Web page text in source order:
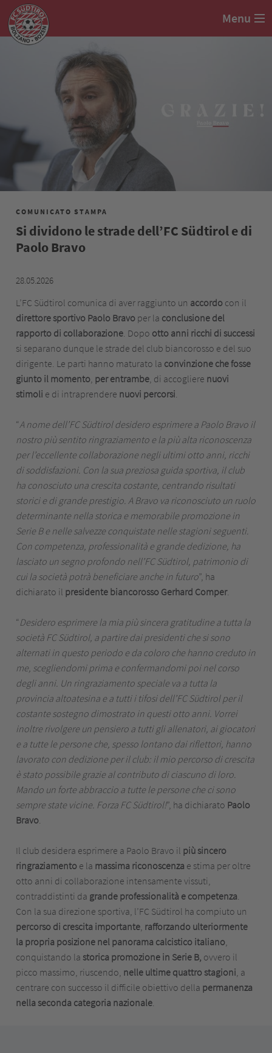
Menu
Si dividono le strade dell’FC Südtirol e di
Paolo Bravo
COMUNICATO STAMPA
28.05.2026
L’FC Südtirol comunica di aver raggiunto un accordo con il
direttore sportivo Paolo Bravo per la conclusione del
rapporto di collaborazione . Dopo otto anni ricchi di successi
si separano dunque le strade del club biancorosso e del suo
dirigente. Le parti hanno maturato la convinzione che fosse
giunto il momento per entrambe , di accogliere nuovi
stimoli e di intraprendere nuovi percorsi
“A nome dell’FC Südtirol desidero esprimere a Paolo Bravo il
nostro più sentito ringraziamento e la più alta riconoscenza
per l’eccellente collaborazione negli ultimi otto anni, ricchi
di soddisfazioni. Con la sua preziosa guida sportiva, il club
ha conosciuto una crescita costante, centrando risultati
storici e di grande prestigio. A Bravo va riconosciuto un ruolo
determinante nella storica e memorabile promozione in
Serie B e nelle salvezze conquistate nelle stagioni seguenti.
Con competenza, professionalità e grande dedizione, ha
lasciato un segno profondo nell’FC Südtirol, patrimonio di
cui la società potrà beneficiare anche in futuro”, ha
dichiarato il presidente biancorosso Gerhard Comper.
“Desidero esprimere la mia più sincera gratitudine a tutta la
società FC Südtirol, a partire dai presidenti che si sono
alternati in questo periodo e da coloro che hanno creduto in
me, scegliendomi prima e confermandomi poi nel corso
degli anni. Un ringraziamento speciale va a tutta la
provincia altoatesina e a tutti i tifosi dell’FC Südtirol per il
costante sostegno dimostrato in questi otto anni. Vorrei
inoltre rivolgere un pensiero a tutti gli allenatori, ai giocatori
e a tutte le persone che, spesso lontano dai riflettori, hanno
lavorato con dedizione per il club: il mio percorso di crescita
è stato possibile grazie al contributo di ciascuno di loro.
Mando un forte abbraccio a tutte le persone che ci sono
sempre state vicine. Forza FC Südtirol!”, ha dichiarato Paolo
Bravo
Il club desidera esprimere a Paolo Bravo il più sincero
ringraziamento e la massima riconoscenza e stima per oltre
otto anni di collaborazione intensamente vissuti,
contraddistinti da grande professionalità e competenza
Con la sua direzione sportiva, l’FC Südtirol ha compiuto un
percorso di crescita importante rafforzando ulteriormente
la propria posizione nel panorama calcistico italiano
conquistando la storica promozione in Serie B, ovvero il
picco massimo, riuscendo, nelle ultime quattro stagioni , a
centrare con successo il difficile obiettivo della permanenza
nella seconda categoria nazionale